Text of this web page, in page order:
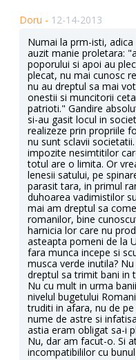
Doru - 12-14-2013
Numai la prm-isti,
auzit manie proletara:
poporului si apoi au
plecat, nu mai cunosc
nu au dreptul sa mai
onestii si muncitorii
patrioti." Gandire
si-au gasit locul in
realizeze prin propriile
nu sunt sclavii
impozite nesimtitilor
totul are o limita. Or
lenesii satului, pe
parasit tara, in primul
duhoarea vadimistilor
mai am dreptul sa
romanilor, bine
harnicia lor care nu
asteapta pomeni de la
fara munca incepe si
musca verde inutila?
dreptul sa trimit bani in
Nu cu mult in urma
nivelul bugetului
truditi in afara, nu de
nume de astre si
astia eram obligat sa-i
Nu, dar am facut-o. Si
incompatibililor cu